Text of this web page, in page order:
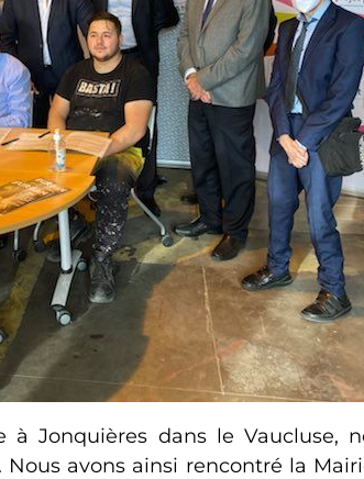
à Jonquières dans le Vaucluse,
avons ainsi rencontré la